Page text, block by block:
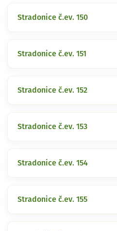
Stradonice č.ev. 150
Stradonice č.ev. 151
Stradonice č.ev. 152
Stradonice č.ev. 153
Stradonice č.ev. 154
Stradonice č.ev. 155